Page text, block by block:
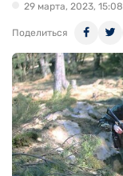
29 марта, 2023, 15:08
Поделиться